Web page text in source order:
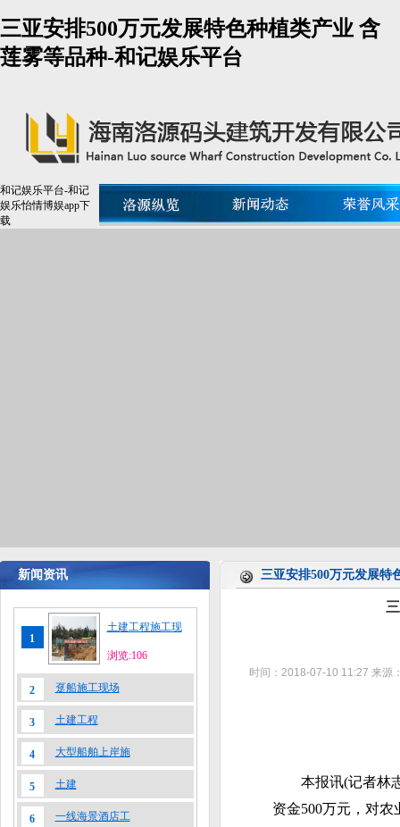
三亚安排500万元发展特色种植类产业 含
莲雾等品种-和记娱乐平台
和记娱乐平台-和记
娱乐怡情博娱app下
载
新闻资讯 三亚安排500万元发展特
1
土建工程施工现
浏览:106
2 趸船施工现场
3 土建工程
4 大型船舶上岸施
5 土建
6 一线海景酒店工
时间：2018-07-10 11:27 来源
本报讯(记者林志
资金500万元，对